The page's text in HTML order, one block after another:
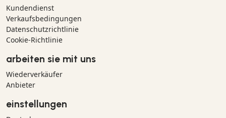
Kundendienst
Verkaufsbedingungen
Datenschutzrichtlinie
Cookie-Richtlinie
arbeiten sie mit uns
Wiederverkäufer
Anbieter
einstellungen